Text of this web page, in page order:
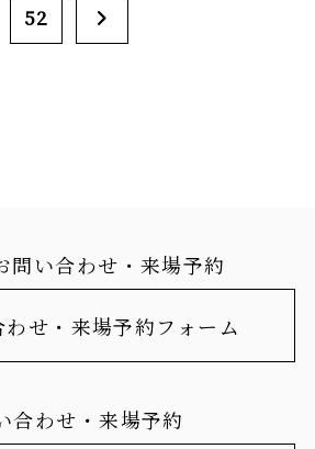
52
問い合わせ・来場予約
せ・来場予約フォーム
合わせ・来場予約